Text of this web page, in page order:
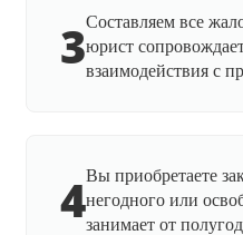
3Составляем все
юрист
взаимодействия с
4Вы приобретаете
негодного или
занимает от